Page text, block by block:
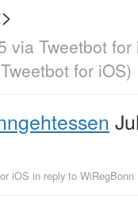
via Tweetbot
Tweetbot for iΟS)
iΟS in reply to WiRegBonn